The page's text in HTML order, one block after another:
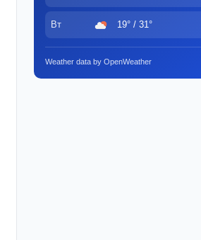
Вт 19° / 31°
Weather data by OpenWeather